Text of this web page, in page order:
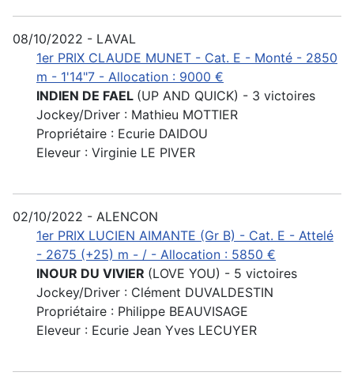
08/10/2022 - LAVAL
1er PRIX CLAUDE MUNET - Cat. E - Monté - 2850
m - 1'14"7 - Allocation : 9000 €
INDIEN DE FAEL (UP AND QUICK) - 3 victoires
Jockey/Driver : Mathieu MOTTIER
Propriétaire : Ecurie DAIDOU
Eleveur : Virginie LE PIVER
02/10/2022 - ALENCON
1er PRIX LUCIEN AIMANTE (Gr B) - Cat. E - Attelé
- 2675 (+25) m - / - Allocation : 5850 €
INOUR DU VIVIER (LOVE YOU) - 5 victoires
Jockey/Driver : Clément DUVALDESTIN
Propriétaire : Philippe BEAUVISAGE
Eleveur : Ecurie Jean Yves LECUYER